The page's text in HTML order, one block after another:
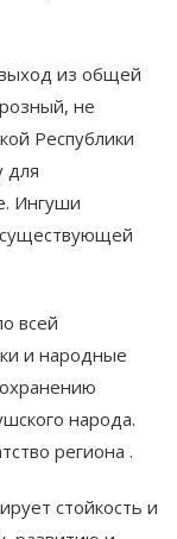
из общей
не
Республики
для
Ингуши
всей
и народные
народа.
региона .
стойкость и